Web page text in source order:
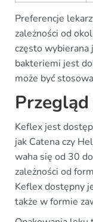
Preferencje
zależności od
często wybierana
bakteriemi jest
może być
Keflex jest
jak Catena czy
waha się od 30
zależności od
Keflex dostępny
także w formie